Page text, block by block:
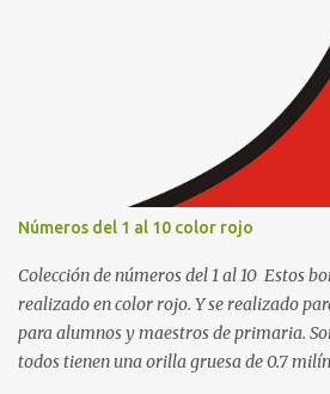
a
i
o
Números del 1 al 10 color rojo
Colección de números del 1 al 10 Estos
realizado en color rojo. Y se realizado
para alumnos y maestros de primaria.
todos tienen una orilla gruesa de 0.7